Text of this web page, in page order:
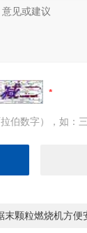
伯数字），如：
末颗粒燃烧机方便